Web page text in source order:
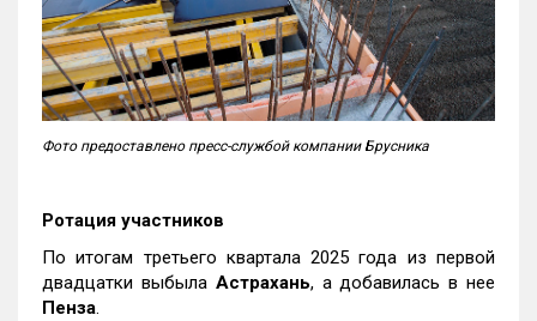
Фото предоставлено пресс-службой компании Брусника
Ротация участников
По итогам третьего квартала 2025 года из первой
двадцатки выбыла Астрахань, а добавилась в нее
Пенза.